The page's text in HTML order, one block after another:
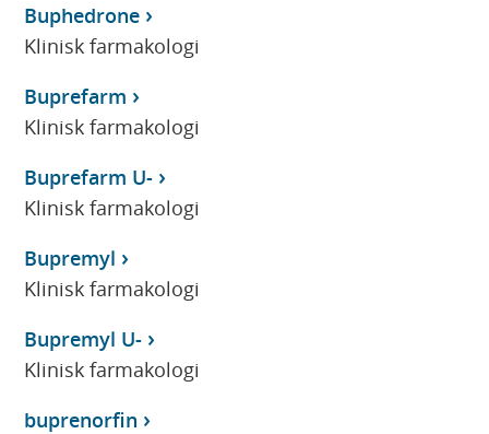
Buphedrone
Klinisk farmakologi
Buprefarm
Klinisk farmakologi
Buprefarm U-
Klinisk farmakologi
Bupremyl
Klinisk farmakologi
Bupremyl U-
Klinisk farmakologi
buprenorfin